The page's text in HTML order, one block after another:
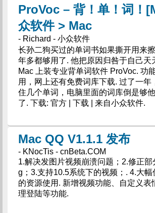
ProVoc – 背！单！词！
众软件 > Mac
- Richard - 小众软件
长孙二狗买过的单词书如果撕开用来
年多都够用了. 他把原因归咎于自己天
Mac 上装专业背单词软件 ProVoc. 功
用，网上还有免费词库下载. 过了一年
住几个单词，电脑里面的词库倒是够
了. 下载: 官方 | 下载 | 来自小众软件.
Mac QQ V1.1.1 发布
- KNocTis - cnBeta.COM
1.解决发图片视频崩溃问题；2.修正部
g；3.支持10.5系统下的视频；. 4.大
的资源使用. 新增视频功能、自定义表
理登陆等功能.